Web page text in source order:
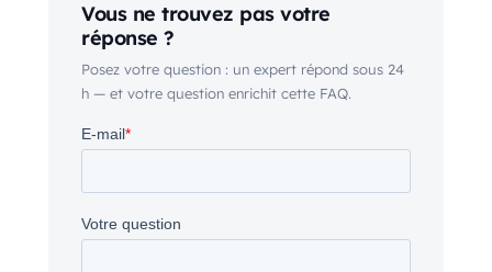
Vous ne trouvez pas votre
réponse ?
Posez votre question : un expert répond sous 24
h — et votre question enrichit cette FAQ.